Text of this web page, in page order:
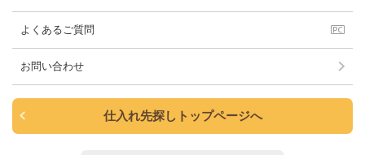
よくあるご質問
お問い合わせ
仕入れ先探しトップページへ